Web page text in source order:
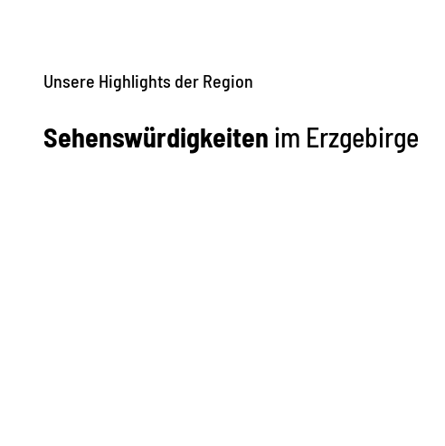
Unsere Highlights der Region
Sehenswürdigkeiten im Erzgebirge